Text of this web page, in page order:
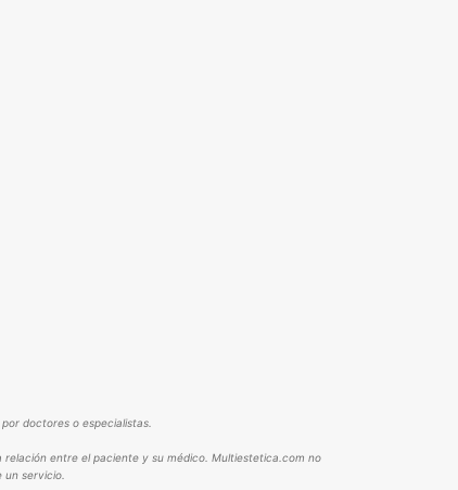
doctores o especialistas.
entre el paciente y su médico. Multiestetica.com no
servicio.